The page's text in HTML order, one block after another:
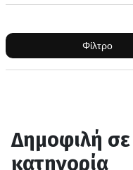
Φίλτρο
Δημοφιλή
κατηγορία